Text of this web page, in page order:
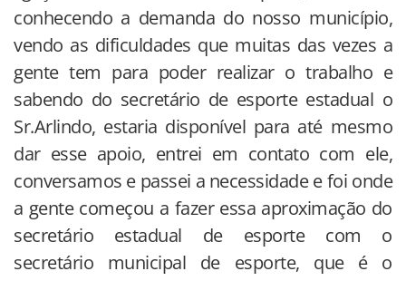
conhecendo a demanda do nosso município,
vendo as dificuldades que muitas das vezes a
gente tem para poder realizar o trabalho e
sabendo do secretário de esporte estadual o
Sr.Arlindo, estaria disponível para até mesmo
dar esse apoio, entrei em contato com ele,
conversamos e passei a necessidade e foi onde
a gente começou a fazer essa aproximação do
secretário estadual de esporte com o
secretário municipal de esporte, que é o